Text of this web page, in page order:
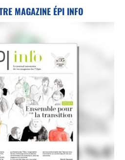
MAGAZINE ÉPI INFO